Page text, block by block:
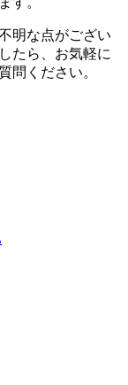
明な点がござい
たら、お気軽に
問ください。